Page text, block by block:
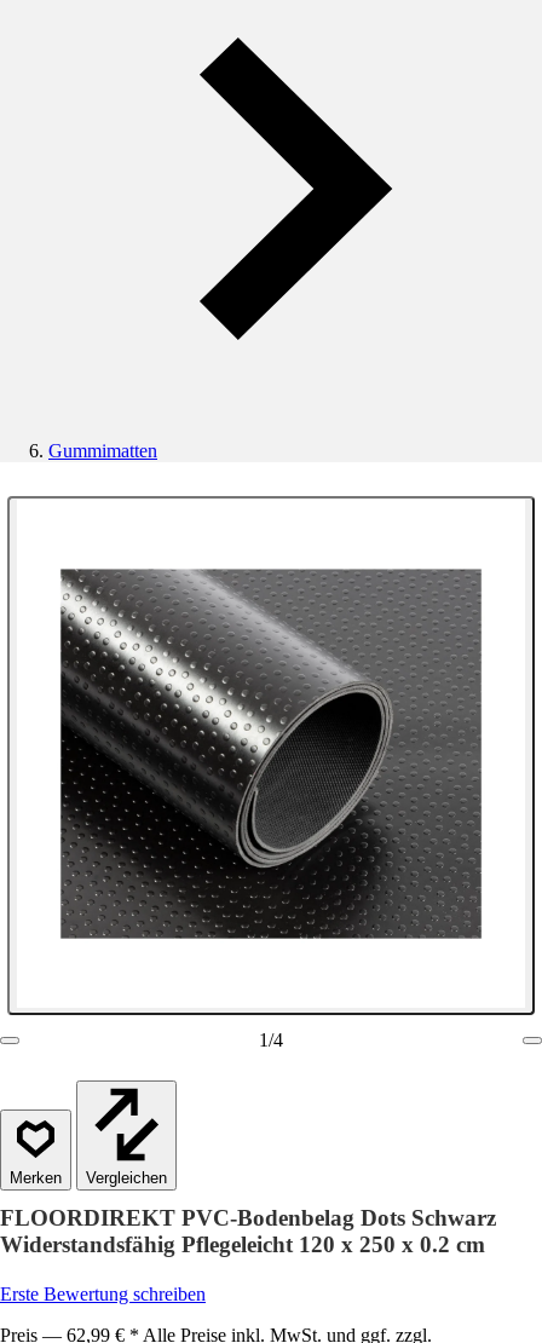
Gummimatten
1/4
Vergleichen
FLOORDIREKT PVC-Bodenbelag Dots Schwarz
Widerstandsfähig Pflegeleicht 120 x 250 x 0.2 cm
Erste Bewertung schreiben
Preis — 62,99 € * Alle Preise inkl. MwSt. und ggf. zzgl.